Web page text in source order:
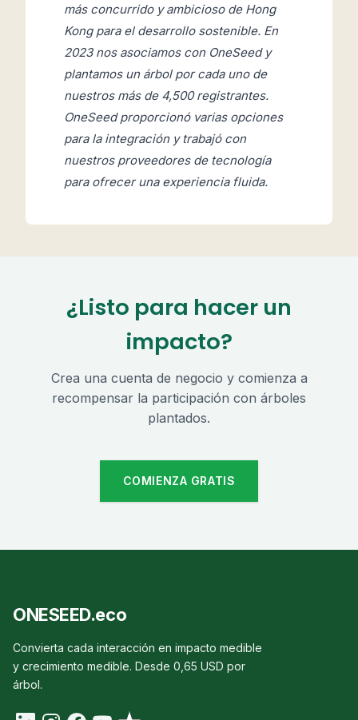
más concurrido y ambicioso de Hong
Kong para el desarrollo sostenible. En
2023 nos asociamos con OneSeed y
plantamos un árbol por cada uno de
nuestros más de 4,500 registrantes.
OneSeed proporcionó varias opciones
para la integración y trabajó con
nuestros proveedores de tecnología
para ofrecer una experiencia fluida.
¿Listo para hacer un
impacto?
Crea una cuenta de negocio y comienza a
recompensar la participación con árboles
plantados.
COMIENZA GRATIS
ONESEED.eco
Convierta cada interacción en impacto medible
y crecimiento medible. Desde 0,65 USD por
árbol.